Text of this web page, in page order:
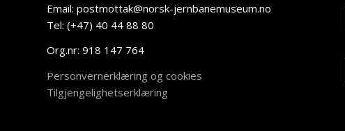
Email: postmottak@norsk-jernbanemuseum.no
Tel: (+47) 40 44 88 80
Org.nr: 918 147 764
Personvernerklæring og cookies
Tilgjengelighetserklæring